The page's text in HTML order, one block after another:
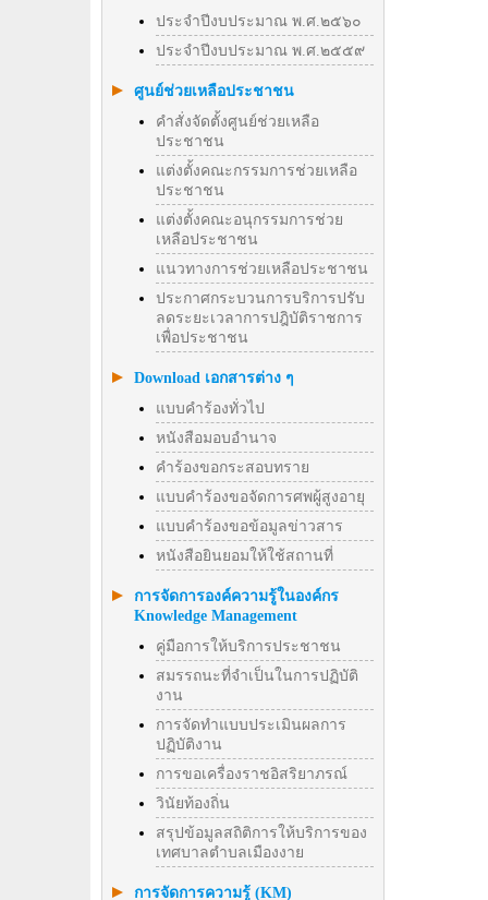
ประจำปีงบประมาณ พ.ศ.๒๕๖๐
ประจำปีงบประมาณ พ.ศ.๒๕๕๙
ศูนย์ช่วยเหลือประชาชน
คำสั่งจัดตั้งศูนย์ช่วยเหลือ
ประชาชน
แต่งตั้งคณะกรรมการช่วยเหลือ
ประชาชน
แต่งตั้งคณะอนุกรรมการช่วย
เหลือประชาชน
แนวทางการช่วยเหลือประชาชน
ประกาศกระบวนการบริการปรับ
ลดระยะเวลาการปฎิบัติราชการ
เพื่อประชาชน
Download เอกสารต่าง ๆ
แบบคำร้องทั่วไป
หนังสือมอบอำนาจ
คำร้องขอกระสอบทราย
แบบคำร้องขอจัดการศพผู้สูงอายุ
แบบคำร้องขอข้อมูลข่าวสาร
หนังสือยินยอมให้ใช้สถานที่
การจัดการองค์ความรู้ในองค์กร
Knowledge Management
คู่มือการให้บริการประชาชน
สมรรถนะที่จำเป็นในการปฏิบัติ
งาน
การจัดทำแบบประเมินผลการ
ปฏิบัติงาน
การขอเครื่องราชอิสริยาภรณ์
วินัยท้องถิ่น
สรุปข้อมูลสถิติการให้บริการของ
เทศบาลตำบลเมืองงาย
การจัดการความรู้ (KM)